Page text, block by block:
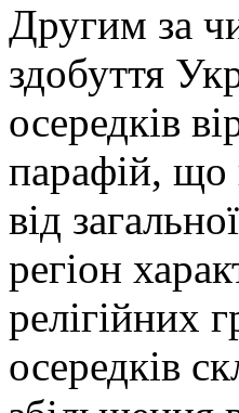
Другим за
здобуття
осередків
парафій, що
від
регіон
релігійних
осередків